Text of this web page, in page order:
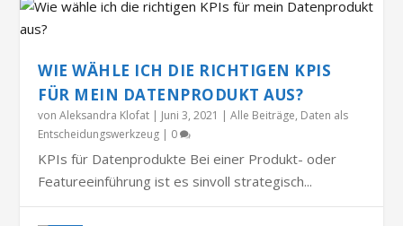
WIE WÄHLE ICH DIE RICHTIGEN KPIS
FÜR MEIN DATENPRODUKT AUS?
vonAleksandra Klofat | Juni 3, 2021 |Alle Beiträge, Daten als
Entscheidungswerkzeug | 0
KPIs für Datenprodukte Bei einer Produkt- oder
Featureeinführung ist es sinvoll strategisch...